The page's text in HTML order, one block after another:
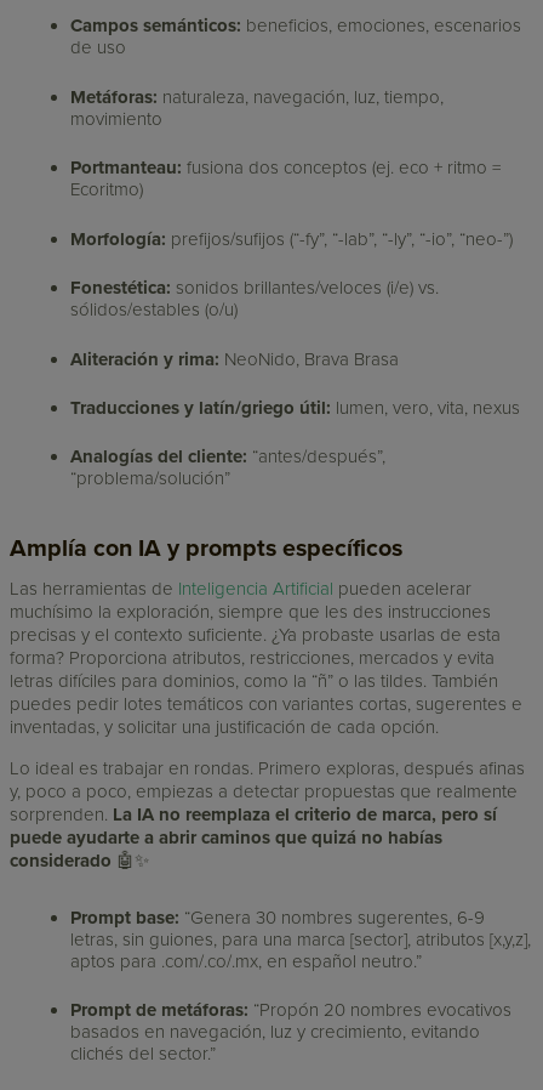
Campos semánticos: beneficios, emociones, escenarios
de uso
Metáforas: naturaleza, navegación, luz, tiempo,
movimiento
Portmanteau: fusiona dos conceptos (ej. eco + ritmo =
Ecoritmo)
Morfología: prefijos/sufijos (“-fy”, “-lab”, “-ly”, “-io”, “neo-”)
Fonestética: sonidos brillantes/veloces (i/e) vs.
sólidos/estables (o/u)
Aliteración y rima: NeoNido, Brava Brasa
Traducciones y latín/griego útil: lumen, vero, vita, nexus
Analogías del cliente: “antes/después”,
“problema/solución”
Amplía con IA y prompts específicos
Las herramientas de Inteligencia Artificial pueden acelerar
muchísimo la exploración, siempre que les des instrucciones
precisas y el contexto suficiente. ¿Ya probaste usarlas de esta
forma? Proporciona atributos, restricciones, mercados y evita
letras difíciles para dominios, como la “ñ” o las tildes. También
puedes pedir lotes temáticos con variantes cortas, sugerentes e
inventadas, y solicitar una justificación de cada opción.
Lo ideal es trabajar en rondas. Primero exploras, después afinas
y, poco a poco, empiezas a detectar propuestas que realmente
sorprenden. La IA no reemplaza el criterio de marca, pero sí
puede ayudarte a abrir caminos que quizá no habías
considerado 🤖✨
Prompt base: “Genera 30 nombres sugerentes, 6-9
letras, sin guiones, para una marca [sector], atributos [x,y,z],
aptos para .com/.co/.mx, en español neutro.”
Prompt de metáforas: “Propón 20 nombres evocativos
basados en navegación, luz y crecimiento, evitando
clichés del sector.”